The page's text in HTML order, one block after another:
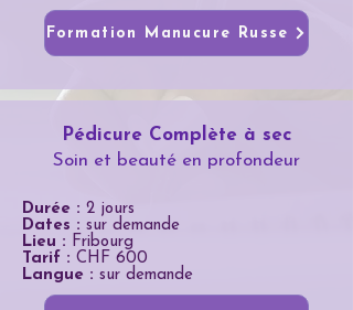
Formation Manucure Russe
Pédicure Complète à sec
Soin et beauté en profondeur
Durée : 2 jours
Dates : sur demande
Lieu : Fribourg
Tarif : CHF 600
Langue : sur demande